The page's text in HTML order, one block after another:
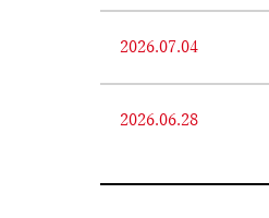
2026.07.04
2026.06.28